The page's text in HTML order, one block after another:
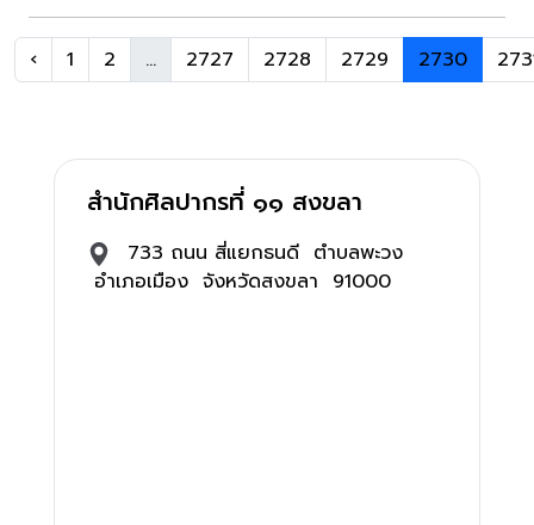
‹ 1 2 ... 2727 2728 2729 2730
สำนักศิลปากรที่ ๑๑ สงขลา
733 ถนน สี่แยกธนดี ตำบลพะวง
อำเภอเมือง จังหวัดสงขลา 91000